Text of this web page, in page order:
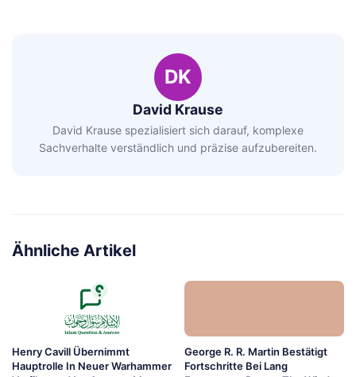
DK
David Krause
David Krause spezialisiert sich darauf, komplexe
Sachverhalte verständlich und präzise aufzubereiten.
Ähnliche Artikel
Henry Cavill Übernimmt
Hauptrolle In Neuer Warhammer
George R. R. Martin Bestätigt
Fortschritte Bei Lang